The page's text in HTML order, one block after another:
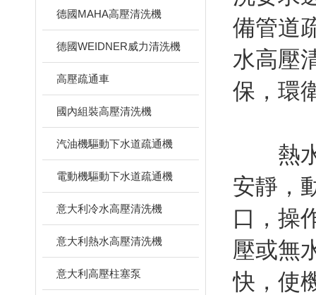
德國MAHA高壓清洗機
德國WEIDNER威力清洗機
高壓疏通車
國內組裝高壓清洗機
汽油機驅動下水道疏通機
電動機驅動下水道疏通機
意大利冷水高壓清洗機
意大利熱水高壓清洗機
意大利高壓柱塞泵
備管道
水高壓
保，環
熱水
安靜，
口，操
壓或無
快，使